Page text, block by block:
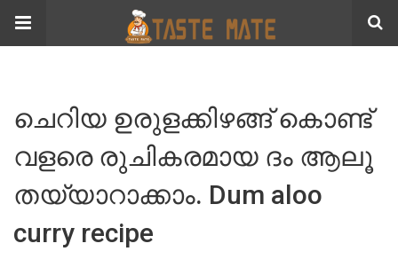
ചെറിയ ഉരുളക്കിഴങ്ങ് കൊണ്ട്
വളരെ രുചികരമായ ദം ആലൂ
തയ്യാറാക്കാം. Dum aloo
curry recipe